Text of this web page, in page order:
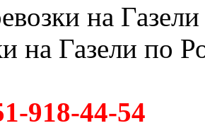
на
на Газели по
918-44-54